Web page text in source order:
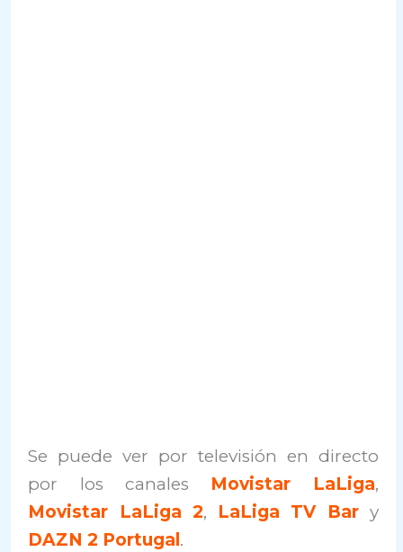
Se puede ver por televisión en directo
por los canales Movistar LaLiga,
Movistar LaLiga 2, LaLiga TV Bar y
DAZN 2 Portugal .